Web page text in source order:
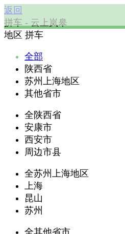
返回
拼车 - 云上岚皋
地区 拼车
全部
陕西省
苏州上海地区
其他省市
全陕西省
安康市
西安市
周边市县
全苏州上海地区
上海
昆山
苏州
全其他省市